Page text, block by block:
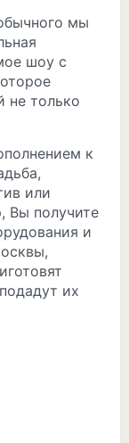
мы
шоу с
не только
к
или
Вы получите
и
их